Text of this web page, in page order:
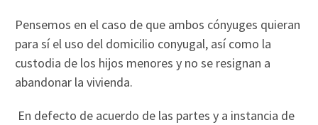
Pensemos en el caso de que ambos cónyuges quieran
para sí el uso del domicilio conyugal, así como la
custodia de los hijos menores y no se resignan a
abandonar la vivienda.
En defecto de acuerdo de las partes y a instancia de